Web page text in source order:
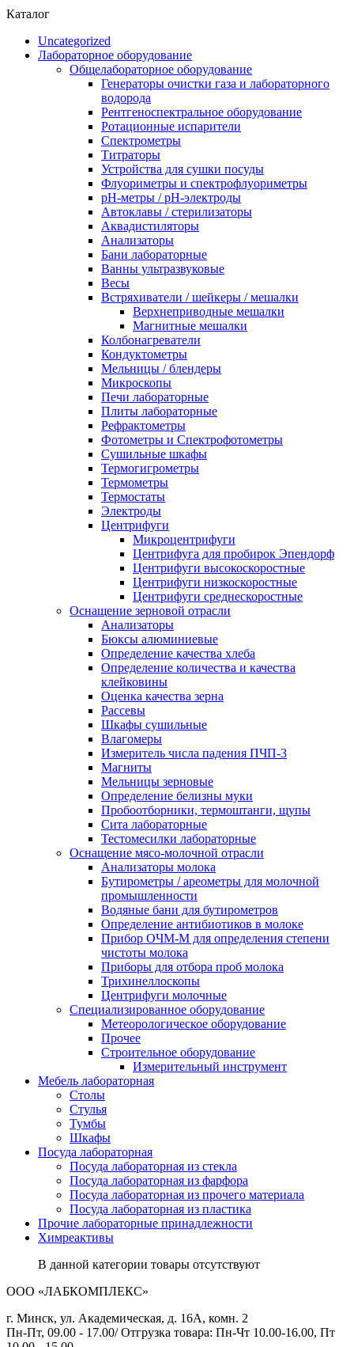
Каталог
Uncategorized
Лабораторное оборудование
Общелабораторное оборудование
Генераторы очистки газа и лабораторного
водорода
Рентгеноспектральное оборудование
Ротационные испарители
Спектрометры
Титраторы
Устройства для сушки посуды
Флуориметры и спектрофлуориметры
pН-метры / рН-электроды
Автоклавы / стерилизаторы
Аквадистиляторы
Анализаторы
Бани лабораторные
Ванны ультразвуковые
Весы
Встряхиватели / шейкеры / мешалки
Верхнеприводные мешалки
Магнитные мешалки
Колбонагреватели
Кондуктометры
Мельницы / блендеры
Микроскопы
Печи лабораторные
Плиты лабораторные
Рефрактометры
Фотометры и Спектрофотометры
Сушильные шкафы
Термогигрометры
Термометры
Термостаты
Электроды
Центрифуги
Микроцентрифуги
Центрифуга для пробирок Эпендорф
Центрифуги высокоскоростные
Центрифуги низкоскоростные
Центрифуги среднескоростные
Оснащение зерновой отрасли
Анализаторы
Бюксы алюминиевые
Определение качества хлеба
Определение количества и качества
клейковины
Оценка качества зерна
Рассевы
Шкафы сушильные
Влагомеры
Измеритель числа падения ПЧП-3
Магниты
Мельницы зерновые
Определение белизны муки
Пробоотборники, термоштанги, щупы
Сита лабораторные
Тестомесилки лабораторные
Оснащение мясо-молочной отрасли
Анализаторы молока
Бутирометры / ареометры для молочной
промышленности
Водяные бани для бутирометров
Определение антибиотиков в молоке
Прибор ОЧМ-М для определения степени
чистоты молока
Приборы для отбора проб молока
Трихинеллоскопы
Центрифуги молочные
Специализированное оборудование
Метеорологическое оборудование
Прочее
Строительное оборудование
Измерительный инструмент
Мебель лабораторная
Столы
Стулья
Тумбы
Шкафы
Посуда лабораторная
Посуда лабораторная из стекла
Посуда лабораторная из фарфора
Посуда лабораторная из прочего материала
Посуда лабораторная из пластика
Прочие лабораторные принадлежности
Химреактивы
В данной категории товары отсутствуют
ООО «ЛАБКОМПЛЕКС»
г. Минск, ул. Академическая, д. 16А, комн. 2
Пн-Пт, 09.00 - 17.00/ Отгрузка товара: Пн-Чт 10.00-16.00, Пт